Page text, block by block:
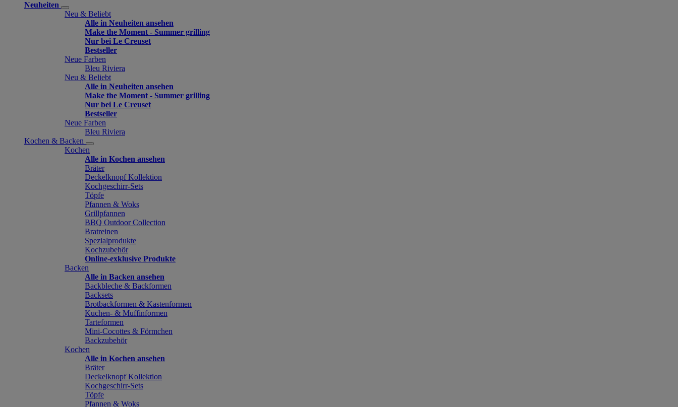
Neuheiten
Neu & Beliebt
Alle in Neuheiten ansehen
Make the Moment - Summer grilling
Nur bei Le Creuset
Bestseller
Neue Farben
Bleu Riviera
Neu & Beliebt
Alle in Neuheiten ansehen
Make the Moment - Summer grilling
Nur bei Le Creuset
Bestseller
Neue Farben
Bleu Riviera
Kochen & Backen
Kochen
Alle in Kochen ansehen
Bräter
Deckelknopf Kollektion
Kochgeschirr-Sets
Töpfe
Pfannen & Woks
Grillpfannen
BBQ Outdoor Collection
Bratreinen
Spezialprodukte
Kochzubehör
Online-exklusive Produkte
Backen
Alle in Backen ansehen
Backbleche & Backformen
Backsets
Brotbackformen & Kastenformen
Kuchen- & Muffinformen
Tarteformen
Mini-Cocottes & Förmchen
Backzubehör
Kochen
Alle in Kochen ansehen
Bräter
Deckelknopf Kollektion
Kochgeschirr-Sets
Töpfe
Pfannen & Woks